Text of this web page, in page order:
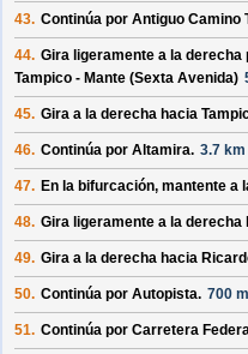
43. Continúa por Antiguo Camino
44. Gira ligeramente a la
Tampico - Mante (Sexta Avenida)
45. Gira a la derecha hacia
46. Continúa por Altamira. 3.7 km
47. En la bifurcación, mantente a
48. Gira ligeramente a la derecha
49. Gira a la derecha hacia
50. Continúa por Autopista. 700 m
51. Continúa por Carretera